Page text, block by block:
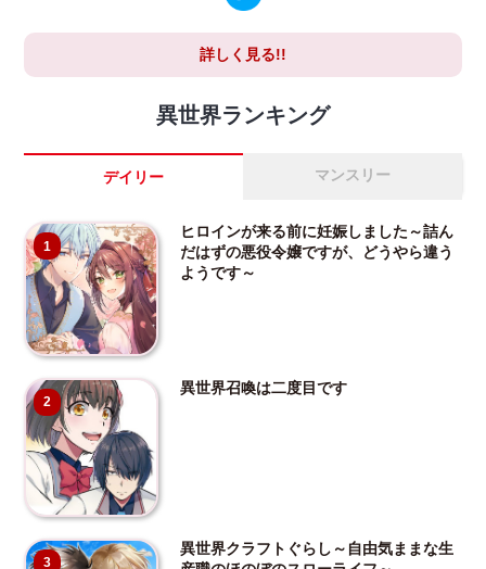
詳しく見る!!
異世界ランキング
デイリー マンスリー
1
ヒロインが来る前に妊娠しました～詰ん
だはずの悪役令嬢ですが、どうやら違う
ようです～
2
異世界召喚は二度目です
3
異世界クラフトぐらし～自由気ままな生